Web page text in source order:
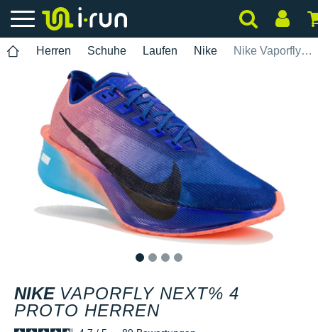
Herren Schuhe Laufen Nike Nike Vaporfly Next% 4 Proto Herren
NIKE VAPORFLY NEXT% 4
PROTO HERREN